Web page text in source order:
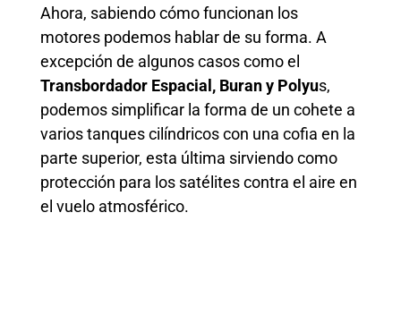
Ahora, sabiendo cómo funcionan los
motores podemos hablar de su forma. A
excepción de algunos casos como el
Transbordador Espacial, Buran y Polyus,
podemos simplificar la forma de un cohete a
varios tanques cilíndricos con una cofia en la
parte superior, esta última sirviendo como
protección para los satélites contra el aire en
el vuelo atmosférico.